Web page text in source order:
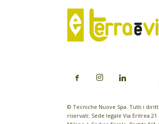
© Tecniche Nuove Spa. Tutti i diritti
riservati. Sede legale Via Eritrea 21